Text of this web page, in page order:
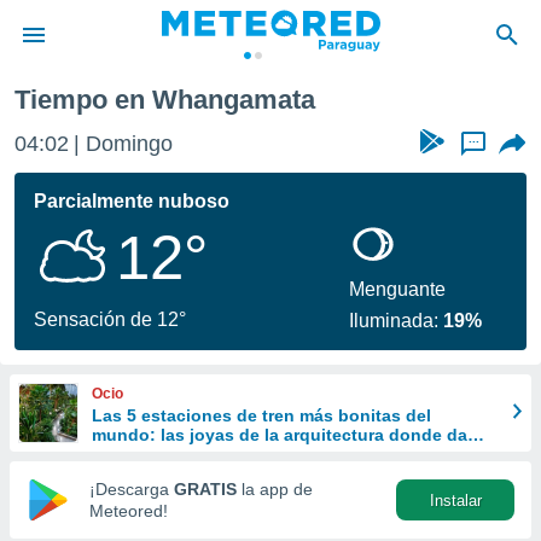
de
ha
que se
calidad.
a este
las
y
forma
digital
basada
Tiempo en Whangamata
04:02 Domingo ...
Parcialmente nuboso
12°
Sensación de 12°
Menguante
Iluminada: 19%
Ocio
Las 5 estaciones de tren más bonitas del
mundo: las joyas de la arquitectura donde da
¡Descarga GRATIS la app de
Meteored!
Instalar